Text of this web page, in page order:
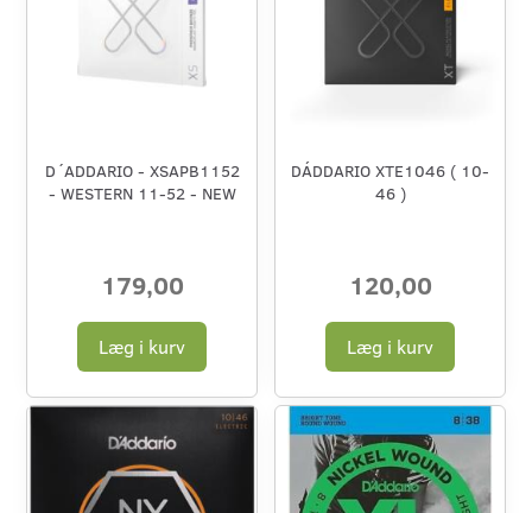
D´ADDARIO - XSAPB1152
- WESTERN 11-52 - NEW
179,00
Læg i kurv
DÁDDARIO XTE1046 ( 10-
46 )
120,00
Læg i kurv